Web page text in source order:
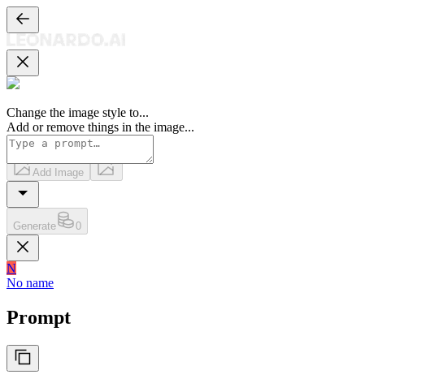
Change the image style to...
Add or remove things in the image...
Add Image
Generate 0
N
No name
Prompt